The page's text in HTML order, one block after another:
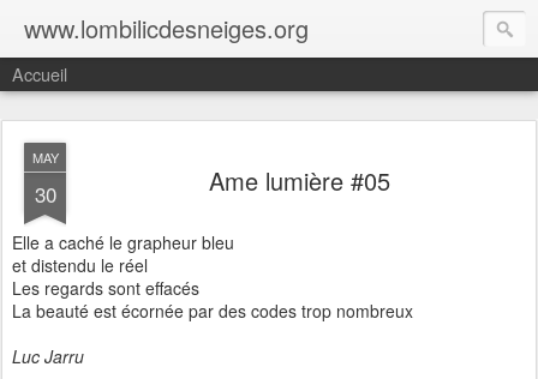
www.lombilicdesneiges.org
Accueil
MAY
30 Ame lumière #05
Elle a caché le grapheur bleu
et distendu le réel
Les regards sont effacés
La beauté est écornée par des codes trop nombreux
Luc Jarru